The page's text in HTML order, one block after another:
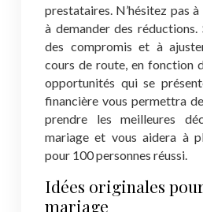
prestataires. N’hésitez pas
à demander des
des compromis et à
cours de route, en fonction
opportunités qui se
financière vous permettra
prendre les meilleures
mariage et vous aidera à
pour 100 personnes réussi.
Idées originales
mariage